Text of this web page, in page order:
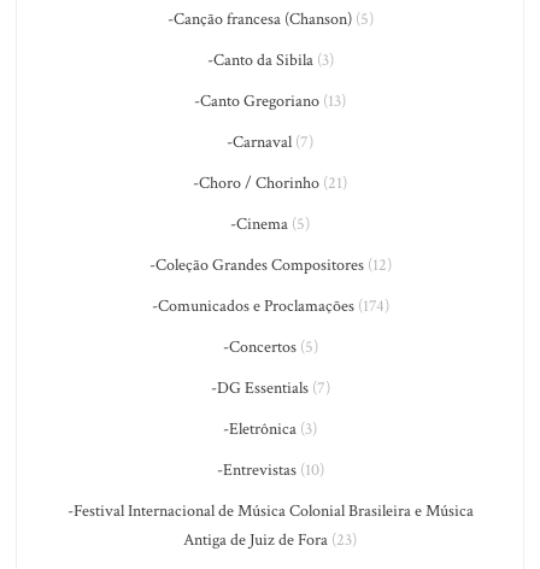
-Canção francesa (Chanson)(5)
-Canto da Sibila(3)
-Canto Gregoriano (13)
-Carnaval (7)
-Choro / Chorinho (21)
-Cinema (5)
-Coleção Grandes Compositores(12)
-Comunicados e Proclamações(174)
-Concertos(5)
-DG Essentials(7)
-Eletrônica (3)
-Entrevistas(10)
-Festival Internacional de Música Colonial Brasileira e Música
Antiga de Juiz de Fora (23)